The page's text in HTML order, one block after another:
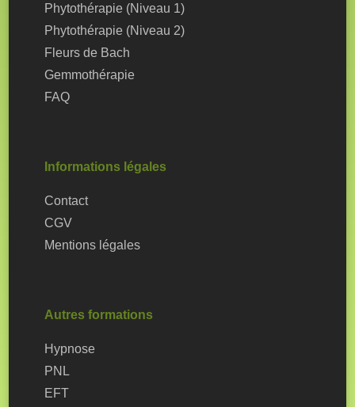
Phytothérapie (Niveau 1)
Phytothérapie (Niveau 2)
Fleurs de Bach
Gemmothérapie
FAQ
Informations légales
Contact
CGV
Mentions légales
Autres formations
Hypnose
PNL
EFT